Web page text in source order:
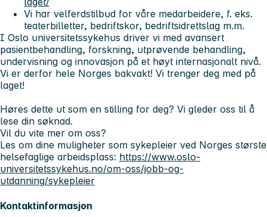
Vi har velferdstilbud for våre medarbeidere, f. eks.
teaterbilletter, bedriftskor, bedriftsidrettslag m.m.
I Oslo universitetssykehus driver vi med avansert
pasientbehandling, forskning, utprøvende behandling,
undervisning og innovasjon på et høyt internasjonalt nivå.
Vi er derfor hele Norges bakvakt! Vi trenger deg med på
laget!
Høres dette ut som en stilling for deg? Vi gleder oss til å
lese din søknad.
Vil du vite mer om oss?
Les om dine muligheter som sykepleier ved Norges største
helsefaglige arbeidsplass: https://www.oslo-
universitetssykehus.no/om-oss/jobb-og-
utdanning/sykepleier
Kontaktinformasjon